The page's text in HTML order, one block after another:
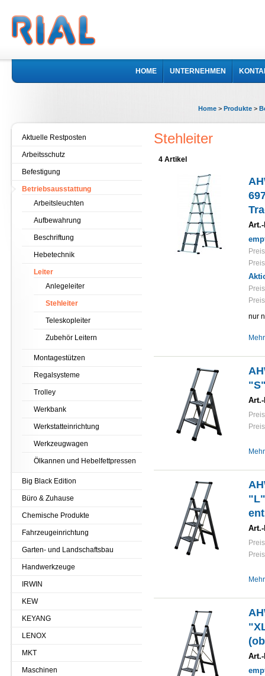
HOME UNTERNEHMEN
Home > Produkte >
Stehleiter
4 Artikel
Art.-
nur
Art.-
Art.-
Art.-
Aktuelle Restposten
Arbeitsschutz
Befestigung
Betriebsausstattung
Arbeitsleuchten
Aufbewahrung
Beschriftung
Hebetechnik
Leiter
Anlegeleiter
Stehleiter
Teleskopleiter
Zubehör Leitern
Montagestützen
Regalsysteme
Trolley
Werkbank
Werkstatteinrichtung
Werkzeugwagen
Ölkannen und Hebelfettpressen
Big Black Edition
Büro & Zuhause
Chemische Produkte
Fahrzeugeinrichtung
Garten- und Landschaftsbau
Handwerkzeuge
IRWIN
KEW
KEYANG
LENOX
MKT
Maschinen